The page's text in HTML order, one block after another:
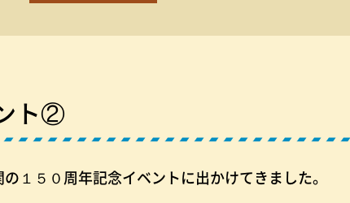
ト②
１５０周年記念イベントに出かけてきました。